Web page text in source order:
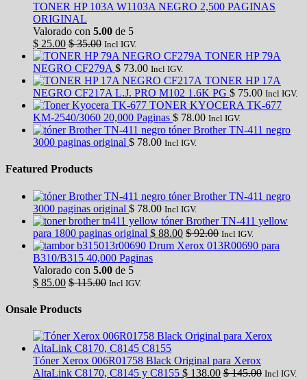
TONER HP 103A W1103A NEGRO 2,500 PAGINAS
ORIGINAL
Valorado con 5.00 de 5
$ 25.00 $35.00 Incl IGV.
TONER HP 79A
NEGRO CF279A $ 73.00 Incl IGV.
TONER HP 17A
NEGRO CF217A L.J. PRO M102 1.6K PG $ 75.00 Incl IGV.
TONER KYOCERA TK-677
KM-2540/3060 20,000 Paginas $ 78.00 Incl IGV.
tóner Brother TN-411 negro
3000 paginas original $ 78.00 Incl IGV.
Featured Products
tóner Brother TN-411 negro
3000 paginas original $ 78.00 Incl IGV.
tóner Brother TN-411 yellow
para 1800 paginas original $ 88.00 $92.00 Incl IGV.
Drum Xerox 013R00690 para
B310/B315 40,000 Paginas
Valorado con 5.00 de 5
$ 85.00 $115.00 Incl IGV.
Onsale Products
Tóner Xerox 006R01758 Black Original para Xerox
AltaLink C8170, C8145 y C8155 $ 138.00 $145.00 Incl IGV.